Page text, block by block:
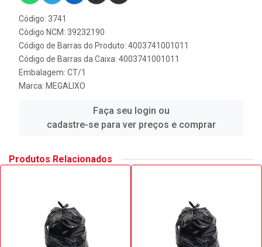
Código: 3741
Código NCM: 39232190
Código de Barras do Produto: 4003741001011
Código de Barras da Caixa: 4003741001011
Embalagem: CT/1
Marca: MEGALIXO
Faça seu login ou
cadastre-se para ver preços e comprar
Produtos Relacionados